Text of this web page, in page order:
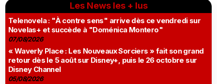
Les News les + lus
Telenovela : "À contre sens" arrive dès ce vendredi sur
Novelas+ et succède à "Doménica Montero"
07/08/2026
« Waverly Place : Les Nouveaux Sorciers » fait son grand
retour dès le 5 août sur Disney+, puis le 26 octobre sur
Disney Channel
05/08/2026